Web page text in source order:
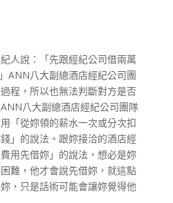
人說：「先跟經紀公司借兩萬
ANN八大副總酒店經紀公司團
程，所以也無法判斷對方是否
八大副總酒店經紀公司團隊
「從妳領的薪水一次或分次扣
」的說法。跟妳接洽的酒店經
用先借妳」的說法，想必是妳
難，他才會說先借妳，就這點
，只是話術可能會讓妳覺得他